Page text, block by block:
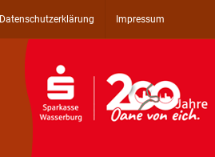
Datenschutzerklärung Impressum